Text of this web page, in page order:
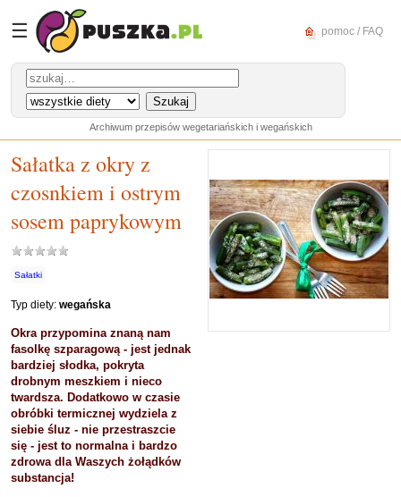
☰ pomoc / FAQ
Archiwum przepisów wegetariańskich i wegańskich
Sałatka z okry z
czosnkiem i ostrym
sosem paprykowym
Sałatki
Typ diety: wegańska
Okra przypomina znaną nam
fasolkę szparagową - jest jednak
bardziej słodka, pokryta
drobnym meszkiem i nieco
twardsza. Dodatkowo w czasie
obróbki termicznej wydziela z
siebie śluz - nie przestraszcie
się - jest to normalna i bardzo
zdrowa dla Waszych żołądków
substancja!